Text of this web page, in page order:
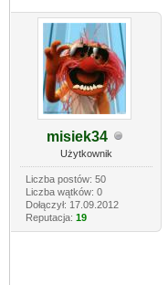
misiek34
Użytkownik
Liczba postów: 50
Liczba wątków: 0
Dołączył: 17.09.2012
Reputacja: 19